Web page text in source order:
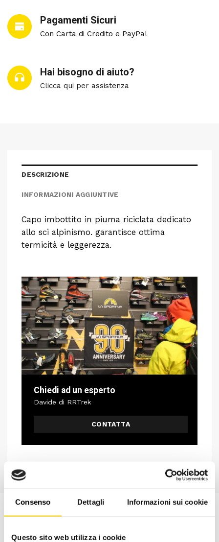
Consenso Dettagli Informazioni sui cookie
Questo sito web utilizza i cookie
Pagamenti Sicuri
Con Carta di Credito e PayPal
Hai bisogno di aiuto?
Clicca qui per assistenza
Chiedi ad un esperto
Davide di RRTrek
CONTATTA
DESCRIZIONE
INFORMAZIONI AGGIUNTIVE
Capo imbottito in piuma riciclata dedicato
allo sci alpinismo. garantisce ottima
termicità e leggerezza.